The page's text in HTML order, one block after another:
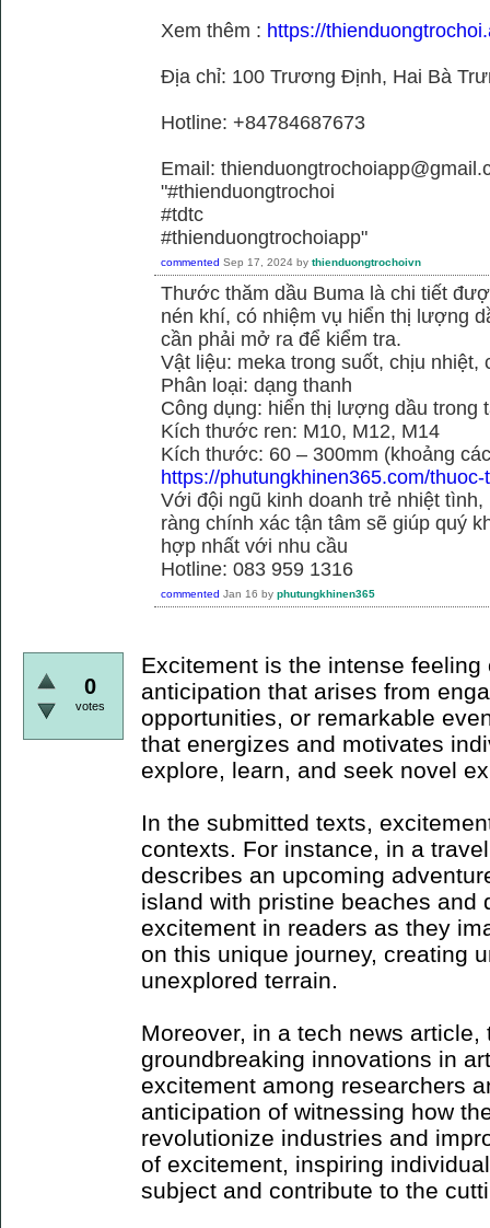
Xem thêm : https://
Địa chỉ: 100 Trương Định, Hai Bà
Hotline: +84784687673
Email:
"#thienduongtrochoi
#tdtc
#thienduongtrochoiapp"
commented Sep 17, 2024 by thienduongtrochoivn
Thước thăm dầu Buma là chi tiết
nén khí, có nhiệm vụ hiển thị lượng
cần phải mở ra để kiểm tra.
Vật liệu: meka trong suốt, chịu nhiệt,
Phân loại: dạng thanh
Công dụng: hiển thị lượng dầu trong
Kích thước ren: M10, M12, M14
Kích thước: 60 – 300mm (khoảng
https://phutungkhinen365.com/
Với đội ngũ kinh doanh trẻ nhiệt
ràng chính xác tận tâm sẽ giúp quý
hợp nhất với nhu cầu
Hotline: 083 959 1316
commented Jan 16 by phutungkhinen365
0
votes
Excitement is the intense
anticipation that arises from
opportunities, or remarkable
that energizes and motivates
explore, learn, and seek novel
In the submitted texts,
contexts. For instance, in a
describes an upcoming
island with pristine beaches and
excitement in readers as they
on this unique journey, creating
unexplored terrain.
Moreover, in a tech news
groundbreaking innovations in
excitement among researchers
anticipation of witnessing how
revolutionize industries and
of excitement, inspiring
subject and contribute to the